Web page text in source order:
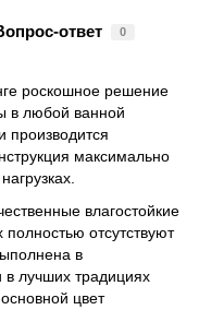
ответ 0
роскошное решение
в любой ванной
производится
максимально
влагостойкие
отсутствуют
в
лучших традициях
цвет